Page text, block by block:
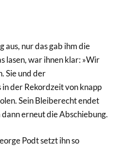
nur das gab ihm die
lasen, war ihnen klar: »Wir
Sie und der
der Rekordzeit von knapp
Sein Bleiberecht endet
erneut die Abschiebung.
Podt setzt ihn so